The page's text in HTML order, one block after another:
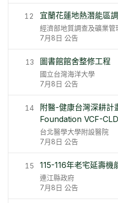
12 宜蘭花蓮地熱潛能區
經濟部地質調查及礦業管
7月8日 公告
13 圖書館館舍整修工程
國立台灣海洋大學
7月8日 公告
14
附醫-健康台灣深耕
Foundation VCF-
台北醫學大學附設醫院
7月8日 公告
15 115-116年老宅延壽機
連江縣政府
7月8日 公告